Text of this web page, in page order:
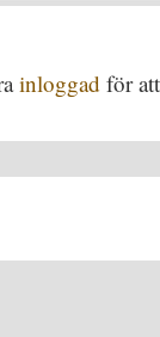
inloggad för